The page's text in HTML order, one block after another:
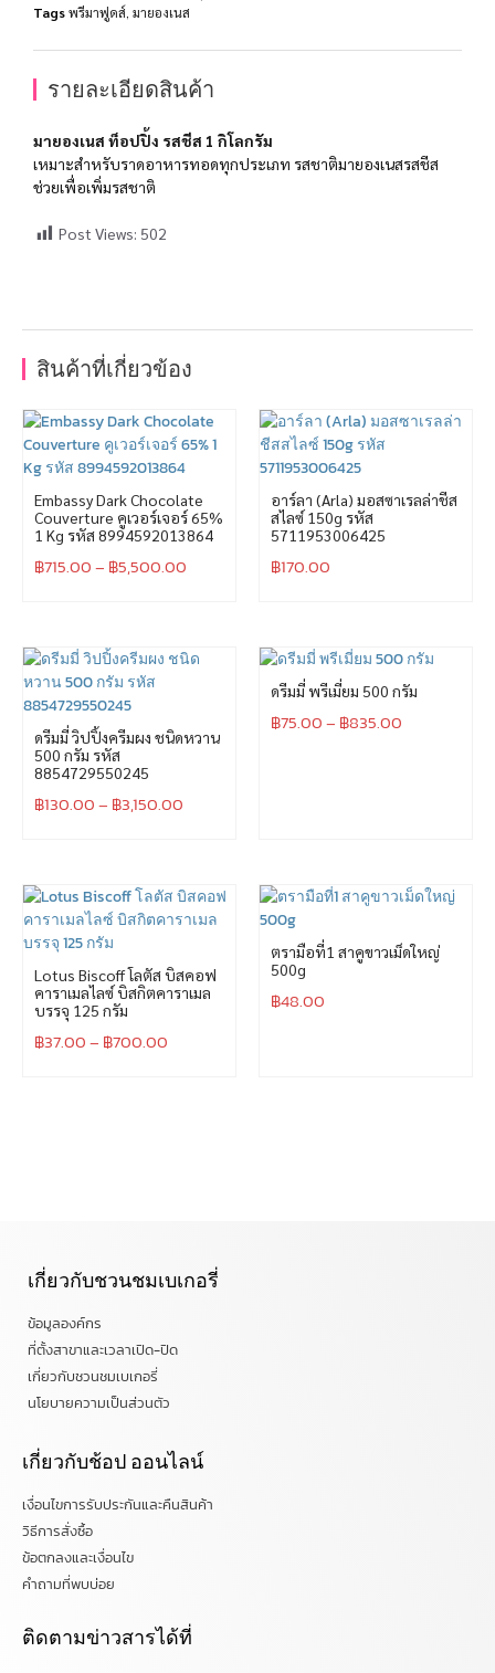
Tagsพรีมาฟูดส์ มายองเนส
รายละเอียดสินค้า
มายองเนส ท็อปปิ้ง รสชีส 1 กิโลกรัม
เหมาะสำหรับราดอาหารทอดทุกประเภท รสชาติมายองเนสรสชีส
ช่วยเพื่อเพิ่มรสชาติ
Post Views: 502
สินค้าที่เกี่ยวข้อง
Embassy Dark Chocolate
Couverture คูเวอร์เจอร์ 65%
1 Kg รหัส 8994592013864
฿715.00– ฿5,500.00
อาร์ลา (Arla) มอสซาเรลล่าชีส
สไลซ์ 150g รหัส
5711953006425
฿170.00
ดรีมมี่ วิปปิ้งครีมผง ชนิดหวาน
500 กรัม รหัส
8854729550245
฿130.00– ฿3,150.00
ดรีมมี่ พรีเมี่ยม 500 กรัม
฿75.00– ฿835.00
Lotus Biscoff โลตัส บิสคอฟ
คาราเมลไลซ์ บิสกิตคาราเมล
บรรจุ 125 กรัม
฿37.00– ฿700.00
ตรามือที่1 สาคูขาวเม็ดใหญ่
500g
฿48.00
เกี่ยวกับชวนชมเบเกอรี่
ข้อมูลองค์กร
ที่ตั้งสาขาและเวลาเปิด-ปิด
เกี่ยวกับชวนชมเบเกอรี่
นโยบายความเป็นส่วนตัว
เกี่ยวกับช้อป ออนไลน์
เงื่อนไขการรับประกันและคืนสินค้า
วิธีการสั่งซื้อ
ข้อตกลงและเงื่อนไข
คำถามที่พบบ่อย
ติดตามข่าวสารได้ที่